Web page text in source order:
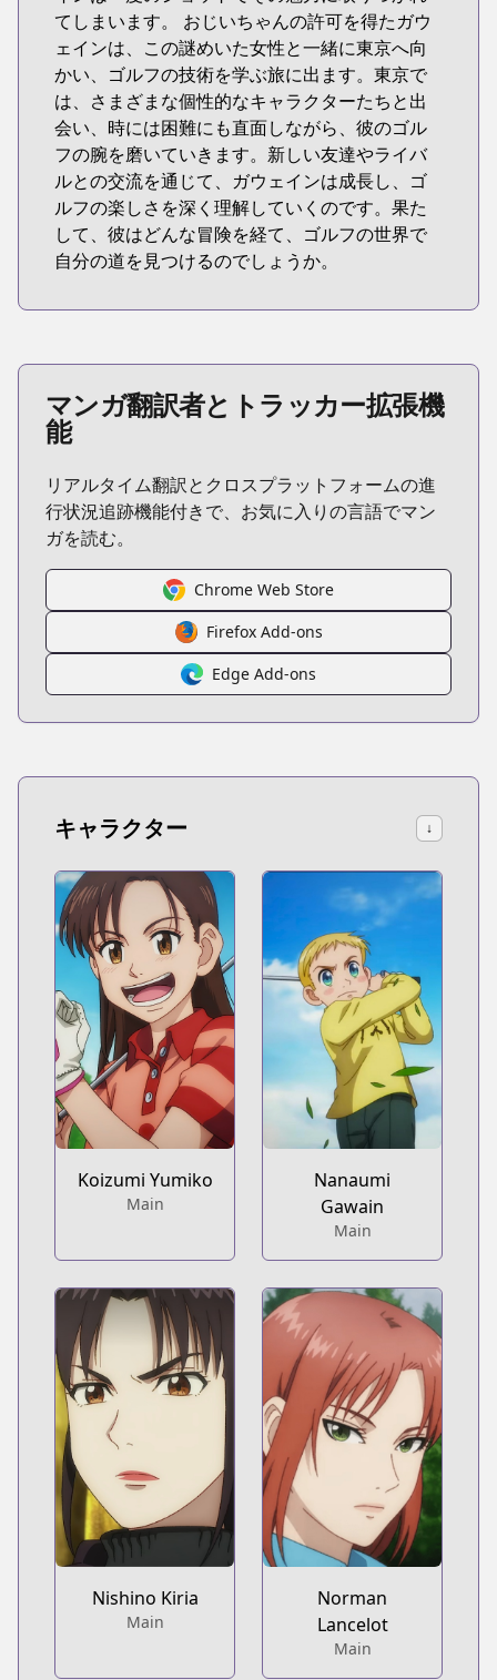
てしまいます。 おじいちゃんの許可を得たガウ
ェインは、この謎めいた女性と一緒に東京へ向
かい、ゴルフの技術を学ぶ旅に出ます。東京で
は、さまざまな個性的なキャラクターたちと出
会い、時には困難にも直面しながら、彼のゴル
フの腕を磨いていきます。新しい友達やライバ
ルとの交流を通じて、ガウェインは成長し、ゴ
ルフの楽しさを深く理解していくのです。果た
して、彼はどんな冒険を経て、ゴルフの世界で
自分の道を見つけるのでしょうか。
マンガ翻訳者とトラッカー拡張機
能
リアルタイム翻訳とクロスプラットフォームの進
行状況追跡機能付きで、お気に入りの言語でマン
ガを読む。
Chrome Web Store
Firefox Add-ons
Edge Add-ons
キャラクター ↓
Koizumi Yumiko
Main
Nanaumi
Gawain
Main
Nishino Kiria
Main
Norman
Lancelot
Main